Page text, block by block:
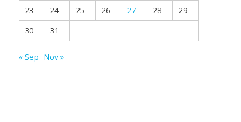
23
24 25 26 27 28
29
30
31
« Sep Nov »